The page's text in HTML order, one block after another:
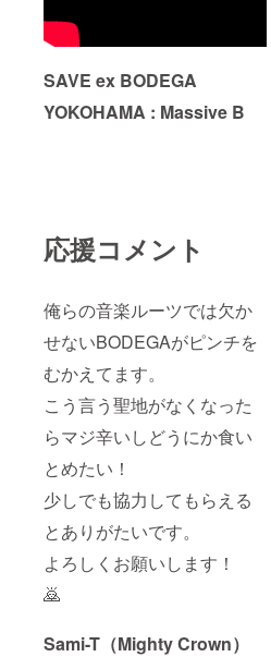
SAVE ex BODEGA
YOKOHAMA : Massive B
応援コメント
俺らの音楽ルーツでは欠か
せないBODEGAがピンチを
むかえてます。
こう言う聖地がなくなった
らマジ辛いしどうにか食い
とめたい！
少しでも協力してもらえる
とありがたいです。
よろしくお願いします！
🙇‍
Sami-T（Mighty Crown）